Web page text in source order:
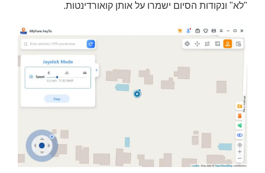
"לא" ונקודות הסיום ישמרו על אותן קואורדינטות.